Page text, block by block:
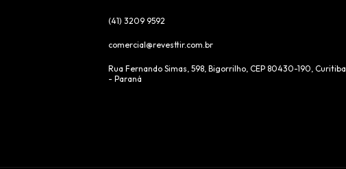
(41) 3209 9592
comercial@revesttir.com.br
Rua Fernando Simas, 598, Bigorrilho, CEP 80430-190, Curitiba
- Paraná